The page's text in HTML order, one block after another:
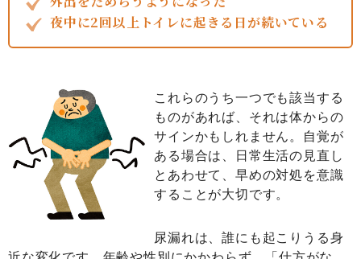
夜中に2回以上トイレに起きる日が続いている
これらのうち一つでも該当する
ものがあれば、それは体からの
サインかもしれません。自覚が
ある場合は、日常生活の見直し
とあわせて、早めの対処を意識
することが大切です。
尿漏れは、誰にも起こりうる身